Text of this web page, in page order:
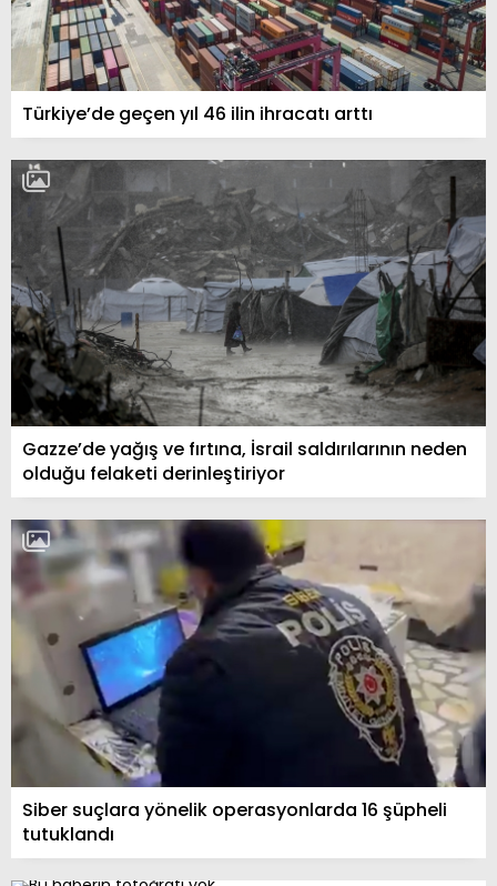
Türkiye’de geçen yıl 46 ilin ihracatı arttı
Gazze’de yağış ve fırtına, İsrail saldırılarının neden
olduğu felaketi derinleştiriyor
Siber suçlara yönelik operasyonlarda 16 şüpheli
tutuklandı